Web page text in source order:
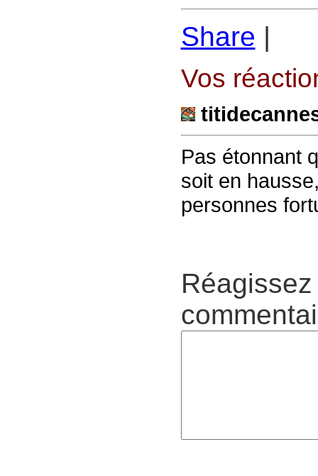
Share |
Vos
Pas étonnant
soit en
personnes